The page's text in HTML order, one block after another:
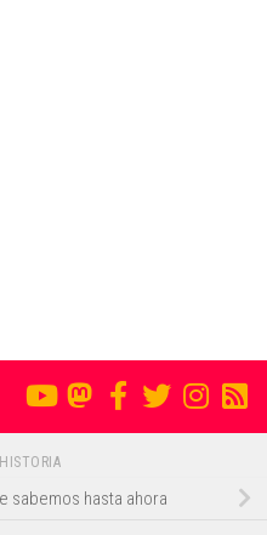
sabemos hasta ahora